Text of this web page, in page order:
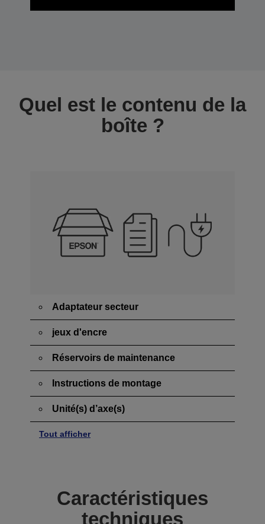
Quel est le contenu de la
boîte ?
Adaptateur secteur
jeux d'encre
Réservoirs de maintenance
Instructions de montage
Unité(s) d’axe(s)
Tout afficher
Caractéristiques
techniques